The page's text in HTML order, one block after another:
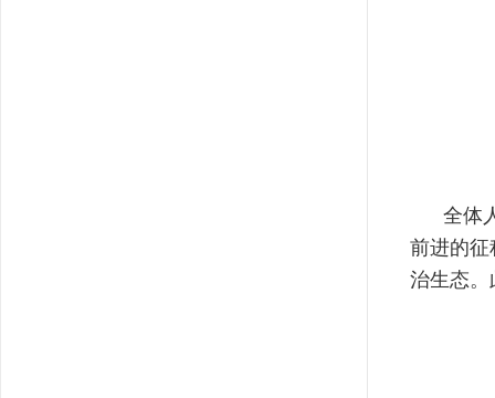
全体人
前进的征
治生态。